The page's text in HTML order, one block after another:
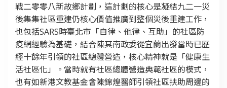
戰二零零八新故鄉計劃，這計劃的核心是凝結九二一災
後集集社區重建仍核心價值推廣到整個災後重建工作，
也包括SARS時臺北市「自律、他律、互助」的社區防
疫網經驗為基礎，結合陳其南政委從宜蘭出發當時已歷
經十餘年引領的社區總體營造，核心精神就是「健康生
活社區化」。當時就有社區總體營造典範社區的模式，
也有如新港文教基金會陳錦煌醫師引領社區扶助周邊的